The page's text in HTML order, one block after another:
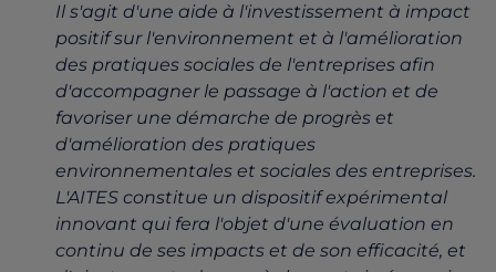
Il s'agit d'une aide à l'investissement à impact
positif sur l'environnement et à l'amélioration
des pratiques sociales de l'entreprises afin
d'accompagner le passage à l'action et de
favoriser une démarche de progrès et
d'amélioration des pratiques
environnementales et sociales des entreprises.
L'AITES constitue un dispositif expérimental
innovant qui fera l'objet d'une évaluation en
continu de ses impacts et de son efficacité, et